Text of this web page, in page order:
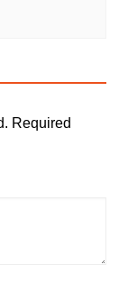
Required